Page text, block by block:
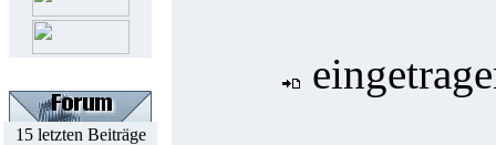
15 letzten Beiträge